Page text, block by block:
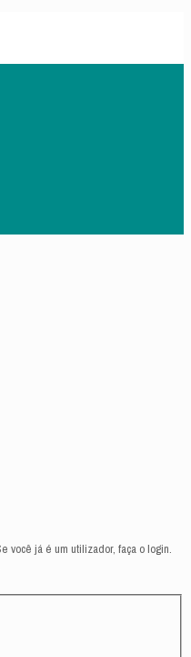
você já é um utilizador, faça o login.